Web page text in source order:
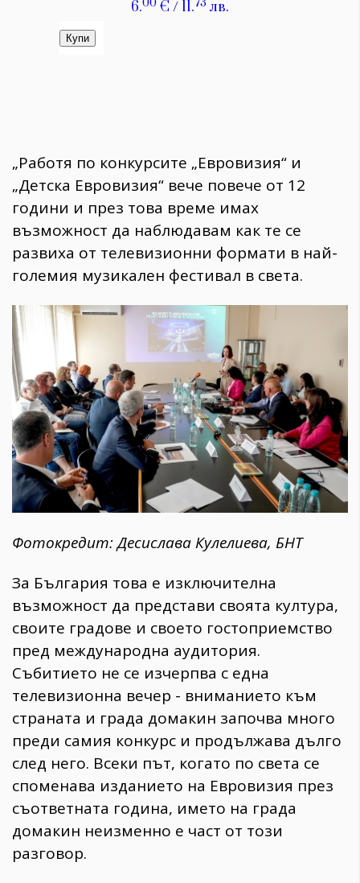
„Работя по конкурсите „Евровизия“ и
„Детска Евровизия“ вече повече от 12
години и през това време имах
възможност да наблюдавам как те се
развиха от телевизионни формати в най-
големия музикален фестивал в света.
Фотокредит: Десислава Кулелиева, БНТ
За България това е изключителна
възможност да представи своята култура,
своите градове и своето гостоприемство
пред международна аудитория.
Събитието не се изчерпва с една
телевизионна вечер - вниманието към
страната и града домакин започва много
преди самия конкурс и продължава дълго
след него. Всеки път, когато по света се
споменава изданието на Евровизия през
съответната година, името на града
домакин неизменно е част от този
разговор.